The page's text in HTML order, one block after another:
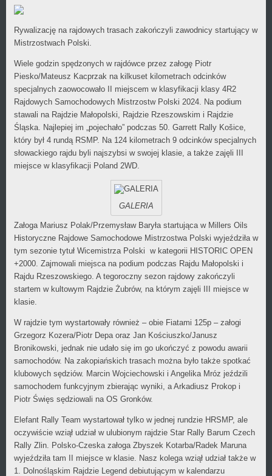
Rywalizację na rajdowych trasach zakończyli zawodnicy startujący w
Mistrzostwach Polski.
Wiele godzin spędzonych w rajdówce przez załogę Piotr
Piesko/Mateusz Kacprzak na kilkuset kilometrach odcinków
specjalnych zaowocowało II miejscem w klasyfikacji klasy 4R2
Rajdowych Samochodowych Mistrzostw Polski 2024. Na podium
stawali na Rajdzie Małopolski, Rajdzie Rzeszowskim i Rajdzie
Śląska. Najlepiej im „pojechało” podczas 50. Garrett Rally Košice,
który był 4 rundą RSMP. Na 124 kilometrach 9 odcinków specjalnych
słowackiego rajdu byli najszybsi w swojej klasie, a także zajęli III
miejsce w klasyfikacji Poland 2WD.
GALERIA
Załoga Mariusz Polak/Przemysław Baryła startująca w Millers Oils
Historyczne Rajdowe Samochodowe Mistrzostwa Polski wyjeździła w
tym sezonie tytuł Wicemistrza Polski w kategorii HISTORIC OPEN
+2000. Zajmowali miejsca na podium podczas Rajdu Małopolski i
Rajdu Rzeszowskiego. A tegoroczny sezon rajdowy zakończyli
startem w kultowym Rajdzie Żubrów, na którym zajęli III miejsce w
klasie.
W rajdzie tym wystartowały również – obie Fiatami 125p – załogi
Grzegorz Kozera/Piotr Depa oraz Jan Kościuszko/Janusz
Bronikowski, jednak nie udało się im go ukończyć z powodu awarii
samochodów. Na zakopiańskich trasach można było także spotkać
klubowych sędziów. Marcin Wojciechowski i Angelika Mróz jeździli
samochodem funkcyjnym zbierając wyniki, a Arkadiusz Prokop i
Piotr Święs sędziowali na OS Gronków.
Elefant Rally Team wystartował tylko w jednej rundzie HRSMP, ale
oczywiście wziął udział w ulubionym rajdzie Star Rally Barum Czech
Rally Zlin. Polsko-Czeska załoga Zbyszek Kotarba/Radek Maruna
wyjeździła tam II miejsce w klasie. Nasz kolega wziął udział także w
1. Dolnośląskim Rajdzie Legend debiutującym w kalendarzu